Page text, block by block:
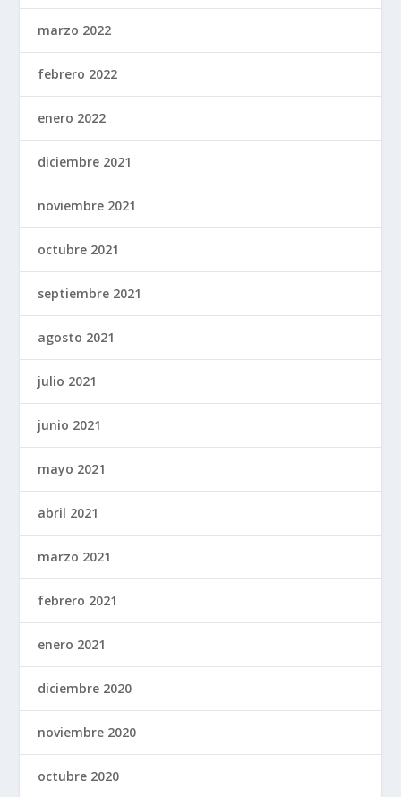
marzo 2022
febrero 2022
enero 2022
diciembre 2021
noviembre 2021
octubre 2021
septiembre 2021
agosto 2021
julio 2021
junio 2021
mayo 2021
abril 2021
marzo 2021
febrero 2021
enero 2021
diciembre 2020
noviembre 2020
octubre 2020